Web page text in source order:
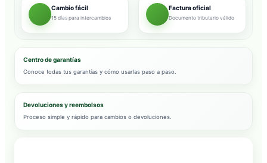
Cambio fácil
15 días para intercambios
Factura oficial
Documento tributario válido
Centro de garantías
Conoce todas tus garantías y cómo usarlas paso a paso.
Devoluciones y reembolsos
Proceso simple y rápido para cambios o devoluciones.